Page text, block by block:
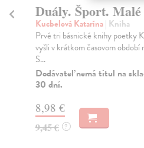
Duály. Šport. Malé
Kucbelová Katarína| Kniha
Prvé tri básnické knihy poetky
vyšli v krátkom časovom
S...
Dodávateľ nemá titul na
30 dní.
8,98 €
9,45 € ?